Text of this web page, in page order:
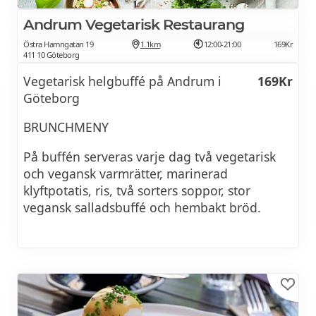
BOKA HOTELL
Andrum Vegetarisk Restaurang
Östra Hamngatan 19
411 10 Göteborg
1.1km 12:00-21:00 169Kr
Vegetarisk helgbuffé på Andrum i
Göteborg
169Kr
BRUNCHMENY
På buffén serveras varje dag två vegetarisk
och vegansk varmrätter, marinerad
klyftpotatis, ris, två sorters soppor, stor
vegansk salladsbuffé och hembakt bröd.